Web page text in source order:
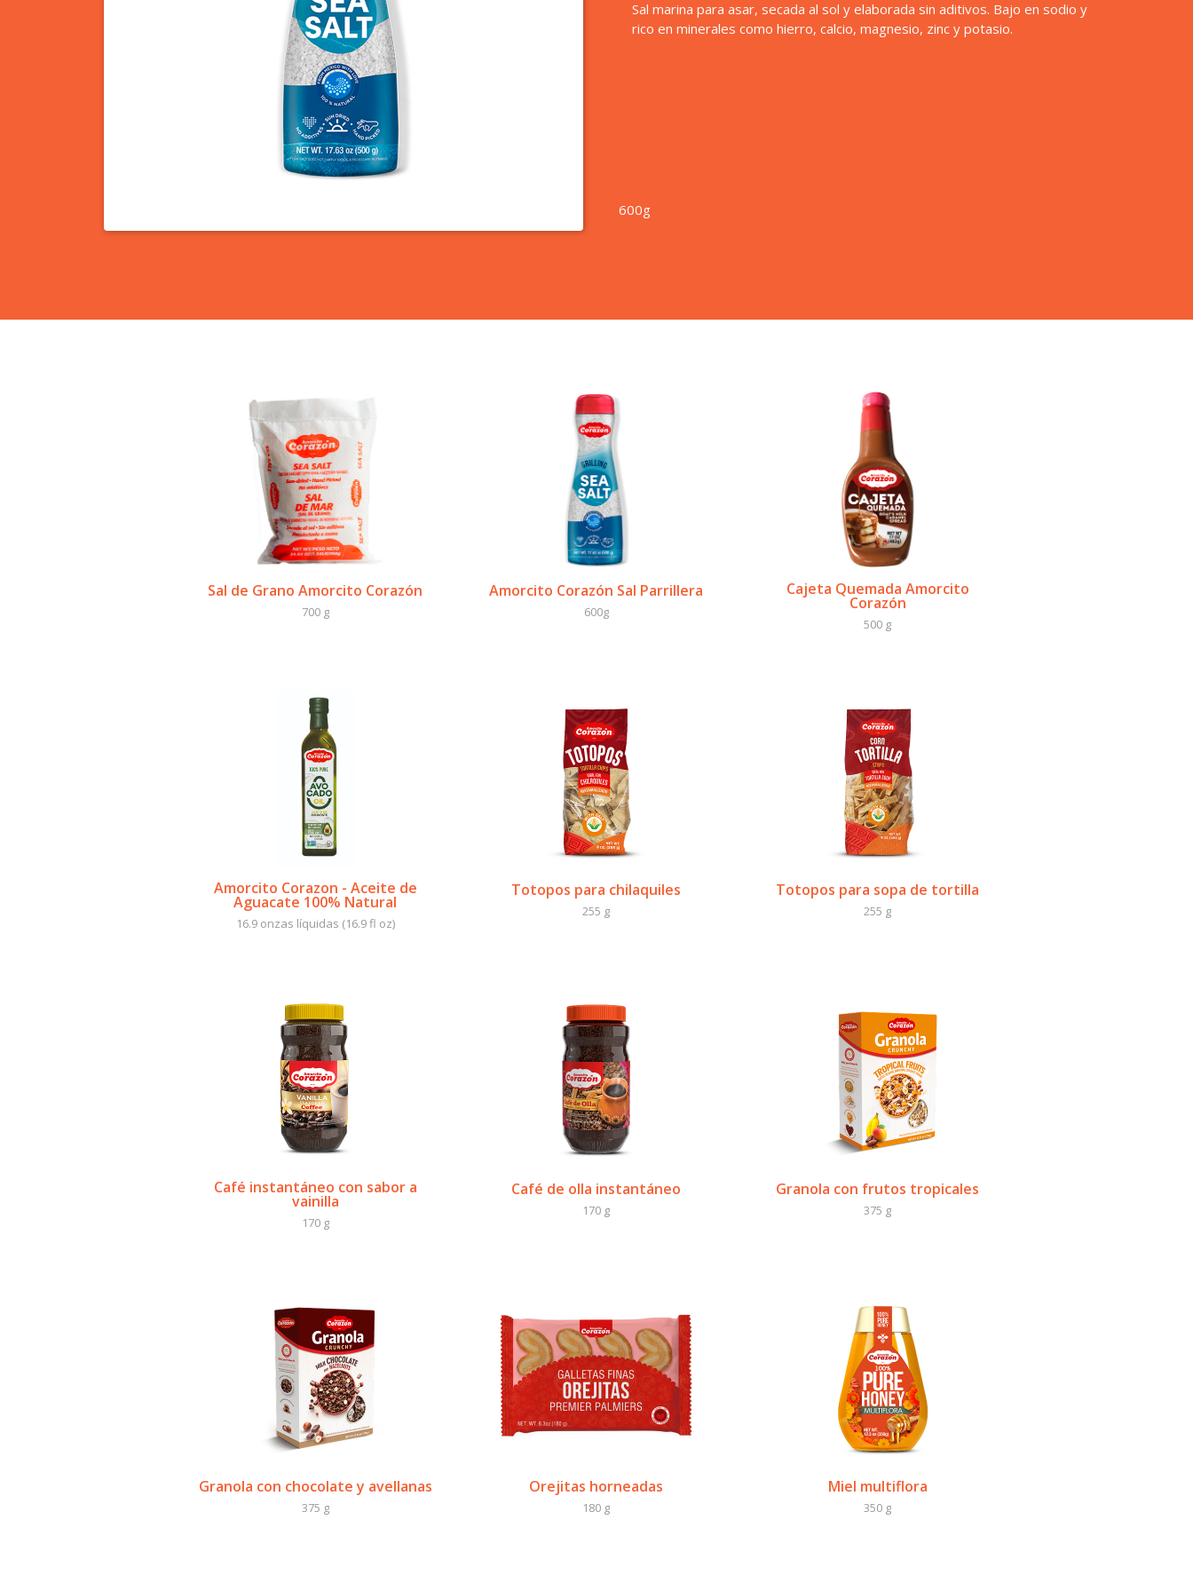
Sal marina para asar, secada al sol y elaborada sin aditivos. Bajo en sodio y
rico en minerales como hierro, calcio, magnesio, zinc y potasio.
600g
Sal de Grano Amorcito Corazón
700 g
Amorcito Corazón Sal Parrillera
600g
Cajeta Quemada Amorcito
Corazón
500 g
Amorcito Corazon - Aceite de
Aguacate 100% Natural
16.9 onzas líquidas (16.9 fl oz)
Totopos para chilaquiles
255 g
Totopos para sopa de tortilla
255 g
Café instantáneo con sabor a
vainilla
170 g
Café de olla instantáneo
170 g
Granola con frutos tropicales
375 g
Granola con chocolate y avellanas
375 g
Orejitas horneadas
180 g
Miel multiflora
350 g